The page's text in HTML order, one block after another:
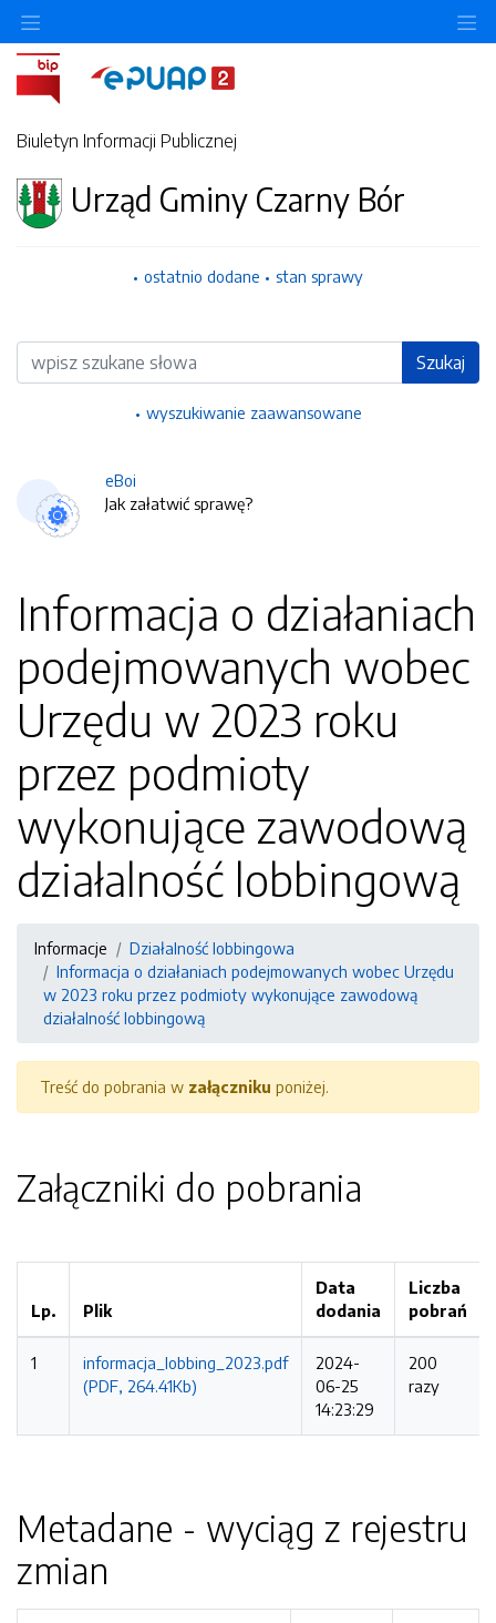
Biuletyn Informacji Publicznej
Urząd Gminy Czarny Bór
ostatnio dodane stan sprawy
Wyszukiwarka Szukaj
wyszukiwanie zaawansowane
eBoi
Jak załatwić sprawę?
Informacja o działaniach
podejmowanych wobec
Urzędu w 2023 roku
przez podmioty
wykonujące zawodową
działalność lobbingową
Informacje
Działalność lobbingowa
Informacja o działaniach podejmowanych wobec Urzędu
w 2023 roku przez podmioty wykonujące zawodową
działalność lobbingową
Treść do pobrania w załączniku poniżej.
Załączniki do pobrania
Lp. Plik
Data
dodania
Liczba
pobrań
1
informacja_lobbing_2023.pdf
(PDF, 264.41Kb)
2024-
06-25
14:23:29
200
razy
Metadane - wyciąg z rejestru
zmian